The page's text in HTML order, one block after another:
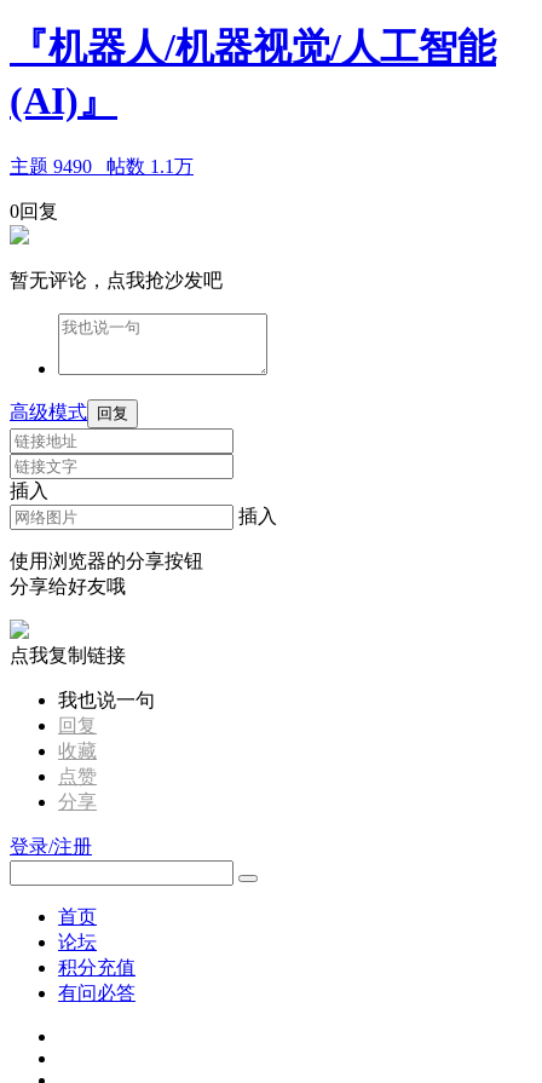
『机器人/机器视觉/人工智能
(AI)』
主题 9490 帖数 1.1万
0回复
暂无评论，点我抢沙发吧
高级模式 回复
插入
插入
使用浏览器的分享按钮
分享给好友哦
点我复制链接
我也说一句
回复
收藏
点赞
分享
登录/注册
首页
论坛
积分充值
有问必答